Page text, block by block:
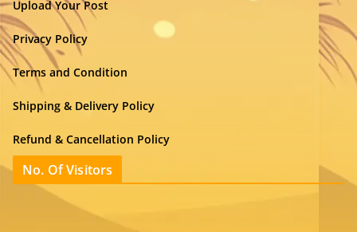
Upload Your Post
Privacy Policy
Terms and Condition
Shipping & Delivery Policy
Refund & Cancellation Policy
No. Of Visitors